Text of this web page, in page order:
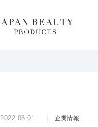
2022.06.01 企業情報